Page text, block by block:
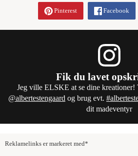
Pinterest Facebook
Fik du lavet
Jeg ville ELSKE at se dine kreationer!
@albertestengaard og brug evt.
dit madeventyr
Reklamelinks er markeret med*